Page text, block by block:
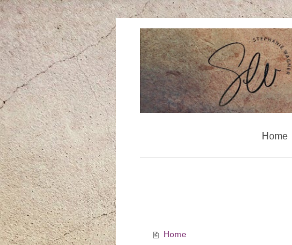
Home
Home